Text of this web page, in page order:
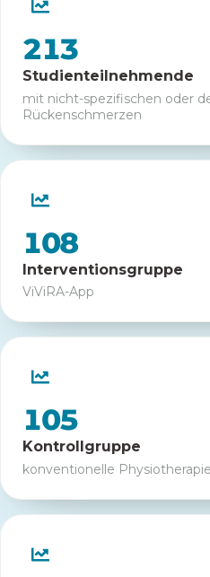
213
Studienteilnehmende
mit nicht-spezifischen oder
Rückenschmerzen
108
Interventionsgruppe
ViViRA-App
105
Kontrollgruppe
konventionelle Physiotherapie